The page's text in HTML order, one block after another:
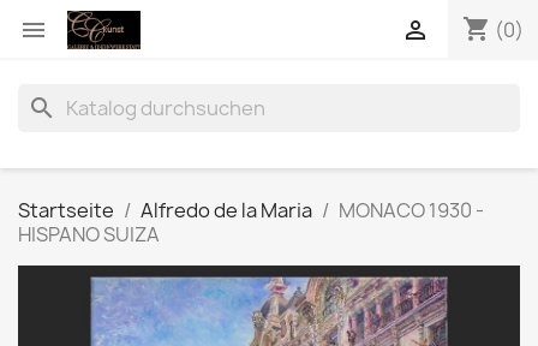
 shopping_cart (0)

search
Startseite Alfredo de la Maria
MONACO 1930 -
HISPANO SUIZA